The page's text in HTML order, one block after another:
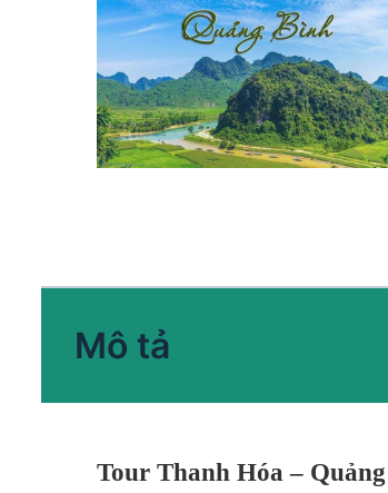
Mô tả
Tour Thanh Hóa –